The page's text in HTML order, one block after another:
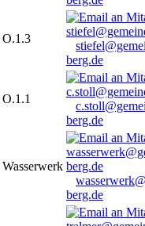
O.1.3
berg.de
O.1.1
berg.de
Wasserwerk
berg.de